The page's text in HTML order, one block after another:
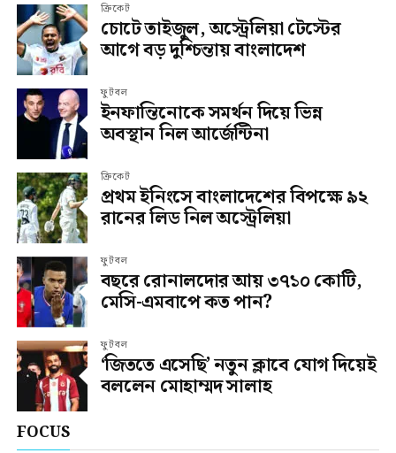
ক্রিকেট
চোটে তাইজুল, অস্ট্রেলিয়া টেস্টের
আগে বড় দুশ্চিন্তায় বাংলাদেশ
ফুটবল
ইনফান্তিনোকে সমর্থন দিয়ে ভিন্ন
অবস্থান নিল আর্জেন্টিনা
ক্রিকেট
প্রথম ইনিংসে বাংলাদেশের বিপক্ষে ৯২
রানের লিড নিল অস্ট্রেলিয়া
ফুটবল
বছরে রোনালদোর আয় ৩৭১০ কোটি,
মেসি-এমবাপে কত পান?
ফুটবল
‘জিততে এসেছি’ নতুন ক্লাবে যোগ দিয়েই
বললেন মোহাম্মদ সালাহ
FOCUS